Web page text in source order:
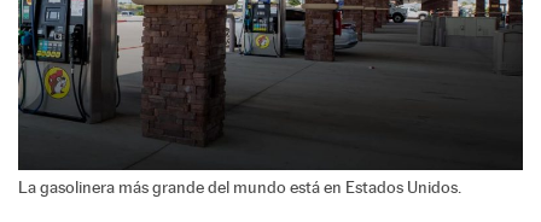
La gasolinera más grande del mundo está en Estados Unidos.